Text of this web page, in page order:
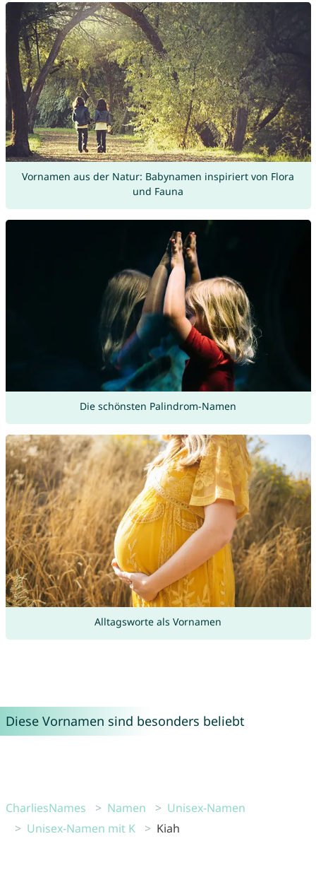
Vornamen aus der Natur: Babynamen inspiriert von Flora
und Fauna
Die schönsten Palindrom-Namen
Alltagsworte als Vornamen
Diese Vornamen sind besonders beliebt
CharliesNames Namen
Unisex-Namen
Unisex-Namen mit K
Kiah